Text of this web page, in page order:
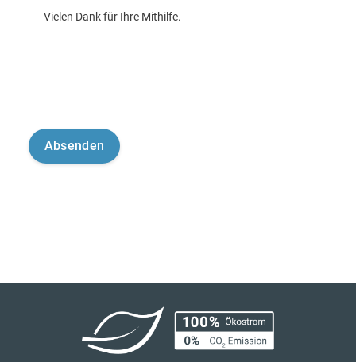
Vielen Dank für Ihre Mithilfe.